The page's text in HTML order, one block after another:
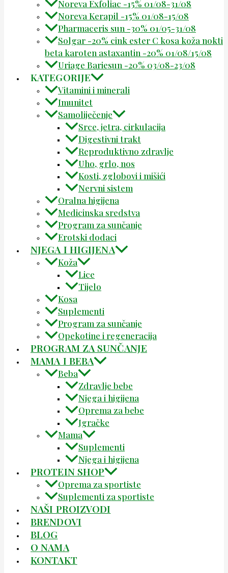
Noreva Exfoliac -15% 01/08-31/08
Noreva Kerapil -15% 01/08-15/08
Pharmaceris sun -30% 01/05-31/08
Solgar -20% cink ester C kosa koža nokti
beta karoten astaxantin -20% 01/08/15/08
Uriage Bariesun -20% 03/08-23/08
KATEGORIJE
Vitamini i minerali
Imunitet
Samoliječenje
Srce, jetra, cirkulacija
Digestivni trakt
Reproduktivno zdravlje
Uho, grlo, nos
Kosti, zglobovi i mišići
Nervni sistem
Oralna higijena
Medicinska sredstva
Program za sunčanje
Erotski dodaci
NJEGA I HIGIJENA
Koža
Lice
Tijelo
Kosa
Suplementi
Program za sunčanje
Opekotine i regeneracija
PROGRAM ZA SUNČANJE
MAMA I BEBA
Beba
Zdravlje bebe
Njega i higijena
Oprema za bebe
Igračke
Mama
Suplementi
Njega i higijena
PROTEIN SHOP
Oprema za sportiste
Suplementi za sportiste
NAŠI PROIZVODI
BRENDOVI
BLOG
O NAMA
KONTAKT